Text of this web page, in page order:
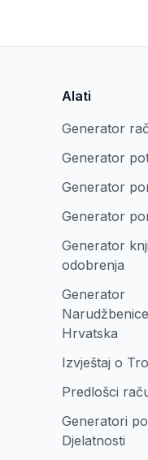
Alati
Generator
Generator
Generator
Generator
Generator
odobrenja
Generator
Narudžbenice
Hrvatska
Izvještaj o
Predlošci
Generatori po
Djelatnosti